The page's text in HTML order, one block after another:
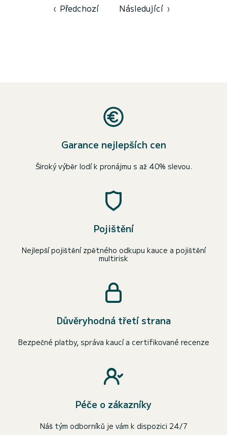
‹ Předchozí Následující ›
Garance nejlepších cen
Široký výběr lodí k pronájmu s až 40% slevou.
Pojištění
Nejlepší pojištění zpětného odkupu kauce a pojištění
multirisk
Důvěryhodná třetí strana
Bezpečné platby, správa kaucí a certifikované recenze
Péče o zákazníky
Náš tým odborníků je vám k dispozici 24/7